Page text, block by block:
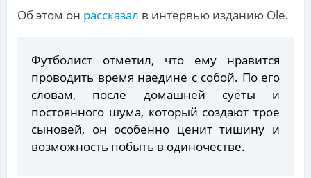
Об этом он рассказал в интервью изданию Ole.
Футболист отметил, что ему нравится
проводить время наедине с собой. По его
словам, после домашней суеты и
постоянного шума, который создают трое
сыновей, он особенно ценит тишину и
возможность побыть в одиночестве.